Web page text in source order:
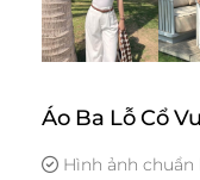
Áo Ba Lỗ Cổ
Hình ảnh